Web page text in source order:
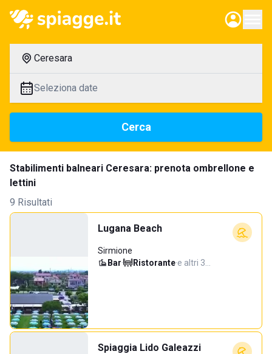
Ceresara
Seleziona date
Cerca
Stabilimenti balneari Ceresara: prenota ombrellone e
lettini
9 Risultati
Lugana Beach
Sirmione
Bar· Ristorante·e altri 3…
Spiaggia Lido Galeazzi